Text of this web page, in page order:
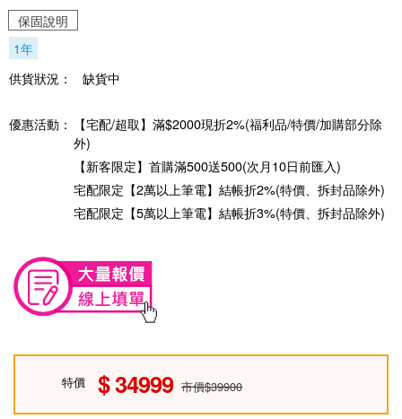
保固說明
1年
供貨狀況：
缺貨中
優惠活動：
【宅配/超取】滿$2000現折2%(福利品/特價/加購部分除
外)
【新客限定】首購滿500送500(次月10日前匯入)
宅配限定【2萬以上筆電】結帳折2%(特價、拆封品除外)
宅配限定【5萬以上筆電】結帳折3%(特價、拆封品除外)
特價 34999 市價$39900